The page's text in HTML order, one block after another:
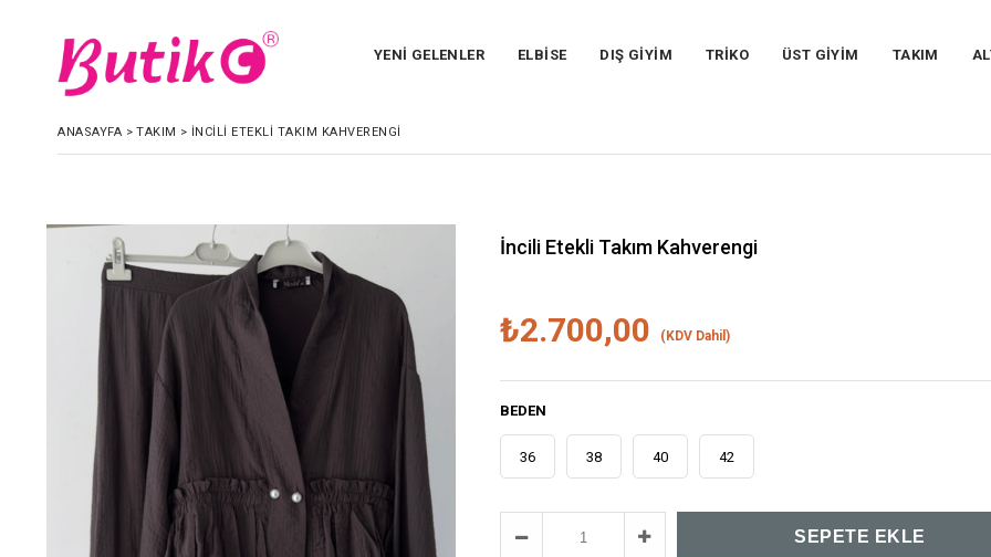
YENİ GELENLER ELBİSE DIŞ GİYİM TRİKO ÜST GİYİM TAKIM
ANASAYFA > TAKIM > İNCILI ETEKLI TAKIM KAHVERENGI
İncili Etekli Takım Kahverengi
₺2.700,00 (KDV Dahil)
BEDEN
36 38 40 42